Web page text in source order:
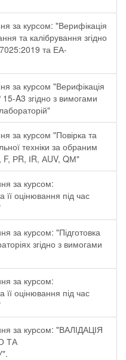
за курсом: "Верифікація
та калібрування згідно
та ЕА-
за курсом "Верифікація
A3 згідно з вимогами
за курсом "Повірка та
техніки за обраним
РR, ІR, АUV, QМ"
за курсом:
її оцінювання під час
за курсом: "Підготовка
згідно з вимогами
за курсом:
її оцінювання під час
за курсом: "ВАЛІДАЦІЯ
ТА